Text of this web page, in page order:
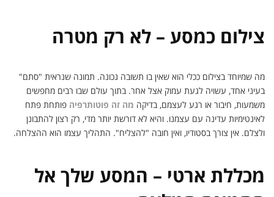
צילום כמסע – לא רק מטרה
מה שמיוחד בצילום ככלי הוא שאין בו תשובה נכונה. תמונה שנראית "סתם"
בעיני אחד, עשויה לגעת עמוק אצל אחר. בתוך עולם שבו רבים מחפשים
משמעות, חיבור או רגע לעצמם, בדיקה מה זה פוטותרפיה פותחת פתח
לאינטימיות עדינה עם עצמנו. והיא לא דורשת יותר מדי, רק רצון להתבונן
ולצלם. אין צורך בסטודיו, ואין חובה "להצליח". התהליך עצמו הוא ההצלחה.
מכללת ארטי – המסע שלך אל